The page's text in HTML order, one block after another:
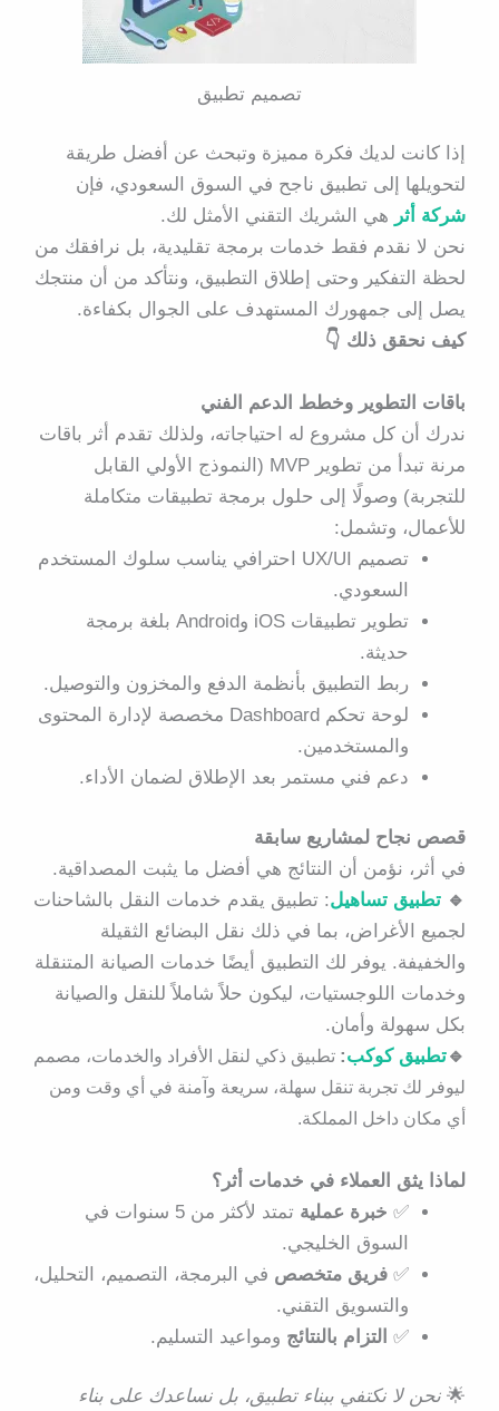
تصميم تطبيق
إذا كانت لديك فكرة مميزة وتبحث عن
أفضل طريقة
لتحويلها إلى تطبيق ناجح في السوق السعودي، فإن
شركة أثر هي الشريك التقني الأمثل لك.
نحن لا نقدم فقط خدمات برمجة تقليدية، بل نرافقك من
لحظة التفكير وحتى إطلاق التطبيق، ونتأكد من أن منتجك
يصل إلى جمهورك المستهدف على الجوال بكفاءة.
كيف نحقق ذلك 👇
باقات التطوير وخطط الدعم الفني
ندرك أن كل مشروع له احتياجاته، ولذلك تقدم أثر باقات
مرنة تبدأ من تطوير MVP
(النموذج الأولي القابل
للتجربة) وصولًا إلى حلول برمجة تطبيقات متكاملة
للأعمال، وتشمل:
تصميم UX/UI احترافي يناسب سلوك المستخدم
السعودي.
تطوير تطبيقات iOS وAndroid بلغة برمجة
حديثة.
ربط التطبيق بأنظمة الدفع والمخزون والتوصيل.
لوحة تحكم Dashboard مخصصة لإدارة المحتوى
والمستخدمين.
دعم فني مستمر بعد الإطلاق لضمان الأداء.
قصص نجاح لمشاريع سابقة
في أثر، نؤمن أن النتائج هي أفضل ما يثبت المصداقية.
🔹 تطبيق تساهيل: تطبيق يقدم خدمات النقل بالشاحنات
لجميع الأغراض، بما في ذلك نقل البضائع الثقيلة
والخفيفة. يوفر لك التطبيق أيضًا خدمات الصيانة المتنقلة
وخدمات اللوجستيات، ليكون حلاً شاملاً للنقل والصيانة
بكل سهولة وأمان.
🔹تطبيق كوكب: تطبيق ذكي لنقل الأفراد والخدمات، مصمم
ليوفر لك تجربة تنقل سهلة، سريعة وآمنة في أي وقت ومن
أي مكان داخل المملكة.
لماذا يثق العملاء في خدمات أثر؟
✅ خبرة عملية
تمتد لأكثر من 5 سنوات في
السوق الخليجي.
✅ فريق متخصص في البرمجة، التصميم، التحليل،
والتسويق التقني.
✅ التزام بالنتائج ومواعيد التسليم.
🌟 نحن لا نكتفي ببناء تطبيق، بل نساعدك على بناء